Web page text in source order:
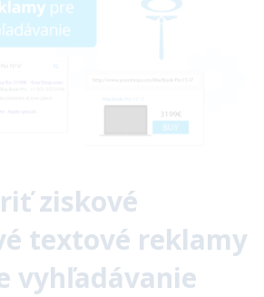
ziskové
textové reklamy
vyhľadávanie